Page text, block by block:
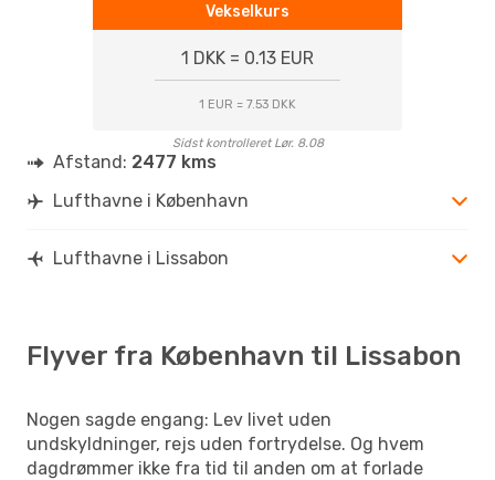
Vekselkurs
1 DKK = 0.13 EUR
1 EUR = 7.53 DKK
Sidst kontrolleret Lør. 8.08
Afstand: 2477 kms
Lufthavne i København
Lufthavne i Lissabon
Flyver fra København til Lissabon
Nogen sagde engang: Lev livet uden
undskyldninger, rejs uden fortrydelse. Og hvem
dagdrømmer ikke fra tid til anden om at forlade